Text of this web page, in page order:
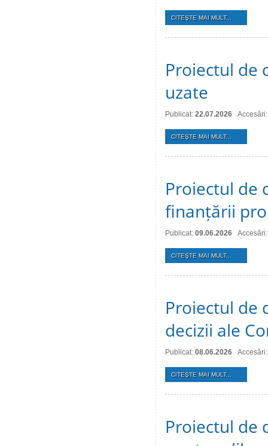
CITEŞTE MAI MULT...
Proiectul de
uzate
Publicat: 22.07.2026
CITEŞTE MAI MULT...
Proiectul de
finanțării
Publicat: 09.06.2026
CITEŞTE MAI MULT...
Proiectul de
decizii ale
Publicat: 08.06.2026
CITEŞTE MAI MULT...
Proiectul de